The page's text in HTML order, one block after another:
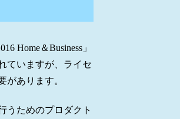
Home＆Business」
ていますが、ライセ
があります。
うためのプロダクト